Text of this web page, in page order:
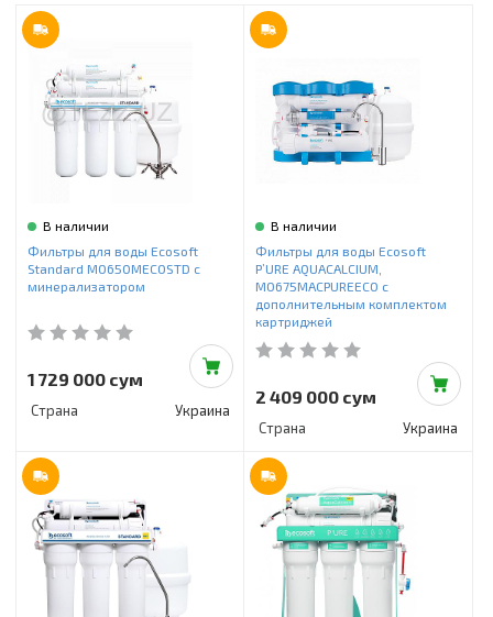
Товары для дома
Красота и здоровье
Сантехника
В наличии
Фильтры для воды Ecosoft
Standard MO650MECOSTD с
минерализатором
1 729 000 сум
Страна Украина
В наличии
Фильтры для воды Ecosoft
P’URE AQUACALCIUM,
MO675MACPUREECO с
дополнительным комплектом
картриджей
2 409 000 сум
Страна Украина